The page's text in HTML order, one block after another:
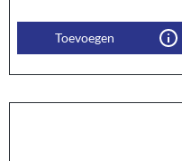
Toevoegen